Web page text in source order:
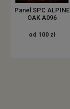
Panel SPC ALPINE
OAK A096
od 100 zł